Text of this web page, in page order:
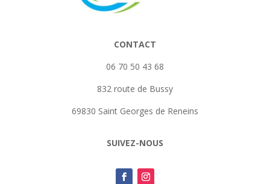
CONTACT
06 70 50 43 68
832 route de Bussy
69830 Saint Georges de Reneins
SUIVEZ-NOUS